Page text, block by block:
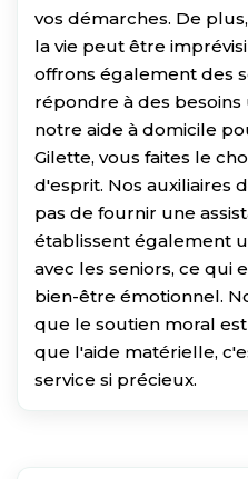
vos démarches. De
la vie peut être
offrons également des
répondre à des besoins
notre aide à domicile
Gilette, vous faites le
d'esprit. Nos auxiliaires
pas de fournir une
établissent également
avec les seniors, ce qui
bien-être émotionnel.
que le soutien moral
que l'aide matérielle,
service si précieux.